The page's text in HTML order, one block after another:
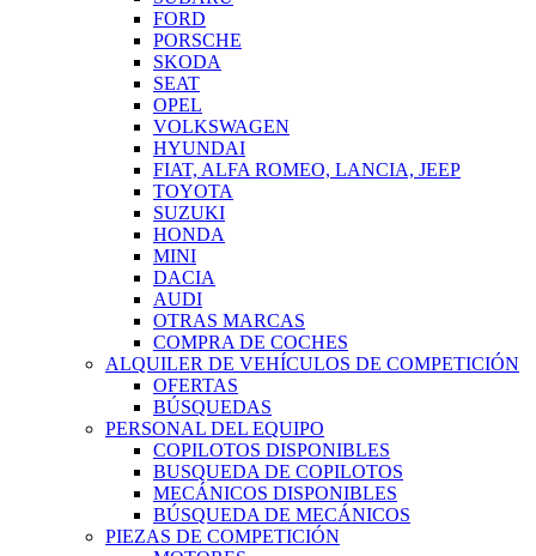
FORD
PORSCHE
SKODA
SEAT
OPEL
VOLKSWAGEN
HYUNDAI
FIAT, ALFA ROMEO, LANCIA, JEEP
TOYOTA
SUZUKI
HONDA
MINI
DACIA
AUDI
OTRAS MARCAS
COMPRA DE COCHES
ALQUILER DE VEHÍCULOS DE COMPETICIÓN
OFERTAS
BÚSQUEDAS
PERSONAL DEL EQUIPO
COPILOTOS DISPONIBLES
BUSQUEDA DE COPILOTOS
MECÁNICOS DISPONIBLES
BÚSQUEDA DE MECÁNICOS
PIEZAS DE COMPETICIÓN